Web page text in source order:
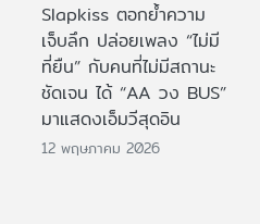
Slapkiss ตอกย้ำความ
เจ็บลึก ปล่อยเพลง “ไม่มี
ที่ยืน” กับคนที่ไม่มีสถานะ
ชัดเจน ได้ “AA วง BUS”
มาแสดงเอ็มวีสุดอิน
12 พฤษภาคม 2026